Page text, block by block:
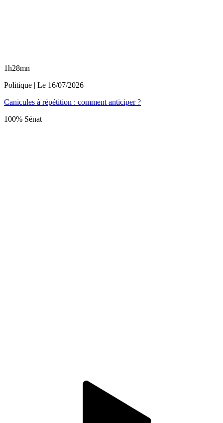
1h28mn
Politique | Le 16/07/2026
Canicules à répétition : comment anticiper ?
100% Sénat